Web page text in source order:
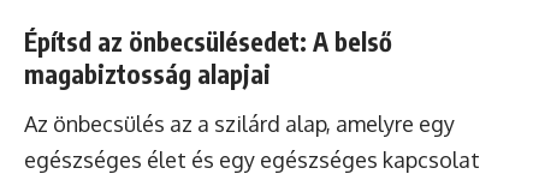
Építsd az önbecsülésedet: A belső
magabiztosság alapjai
Az önbecsülés az a szilárd alap, amelyre egy
egészséges élet és egy egészséges kapcsolat